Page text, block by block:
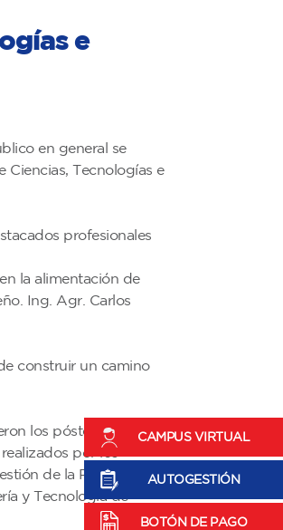
e
en general se
Ciencias, Tecnologías e
profesionales
la alimentación de
Ing. Agr. Carlos
construir un camino
los pósters de las
por los
de la Producción
y Tecnología de
CAMPUS VIRTUAL
AUTOGESTIÓN
BOTÓN DE PAGO